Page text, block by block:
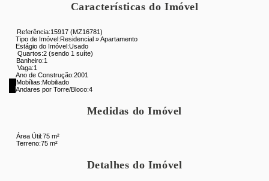
contamos com seu interesse para aquisição dessa especial
Características do Imóvel
Referência:15917 (MZ16781)
Tipo de Imóvel:Residencial »Apartamento
Estágio do Imóvel:Usado
Quartos:2 (sendo 1 suíte)
Banheiro:1
Vaga:1
Ano de Construção:2001
Mobílias:Mobiliado
Andares por Torre/Bloco:4
Medidas do Imóvel
Área Útil:75 m²
Terreno:75 m²
Detalhes do Imóvel